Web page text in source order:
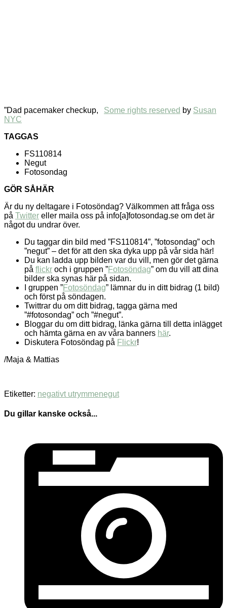
”Dad pacemaker checkup, Some rights reserved by Susan
NYC
TAGGAS
FS110814
Negut
Fotosondag
GÖR SÅHÄR
Är du ny deltagare i Fotosöndag? Välkommen att fråga oss
på Twitter eller maila oss på info[a]fotosondag.se om det är
något du undrar över.
Du taggar din bild med ”FS110814”, ”fotosondag” och
”negut” – det för att den ska dyka upp på vår sida här!
Du kan ladda upp bilden var du vill, men gör det gärna
på flickr och i gruppen ”Fotosöndag” om du vill att dina
bilder ska synas här på sidan.
I gruppen ”Fotosöndag” lämnar du in ditt bidrag (1 bild)
och först på söndagen.
Twittrar du om ditt bidrag, tagga gärna med
”#fotosondag” och ”#negut”.
Bloggar du om ditt bidrag, länka gärna till detta inlägget
och hämta gärna en av våra banners här.
Diskutera Fotosöndag på Flickr!
/Maja & Mattias
Etiketter: negativt utrymmenegut
Du gillar kanske också...